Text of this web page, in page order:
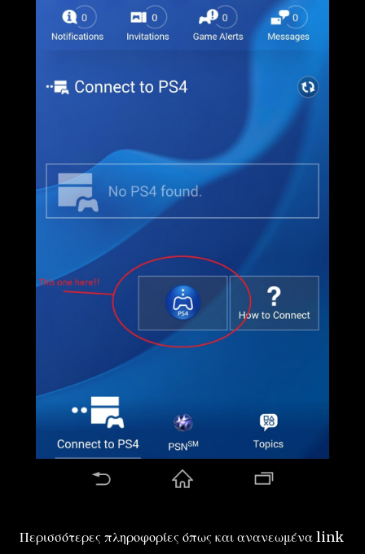
Περισσότερες πληροφορίες όπως και ανανεωμένα link